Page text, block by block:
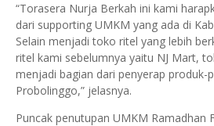
“Torasera Nurja Berkah ini kami
dari supporting UMKM yang ada di
Selain menjadi toko ritel yang lebih
ritel kami sebelumnya yaitu NJ Mart,
menjadi bagian dari penyerap produk-
Probolinggo,” jelasnya.
Puncak penutupan UMKM Ramadhan